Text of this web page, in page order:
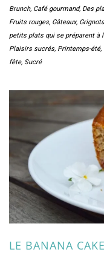
Brunch, Café gourmand, Des
Fruits rouges, Gâteaux,
petits plats qui se préparent à
Plaisirs sucrés, Printemps-été,
fête, Sucré
LE BANANA